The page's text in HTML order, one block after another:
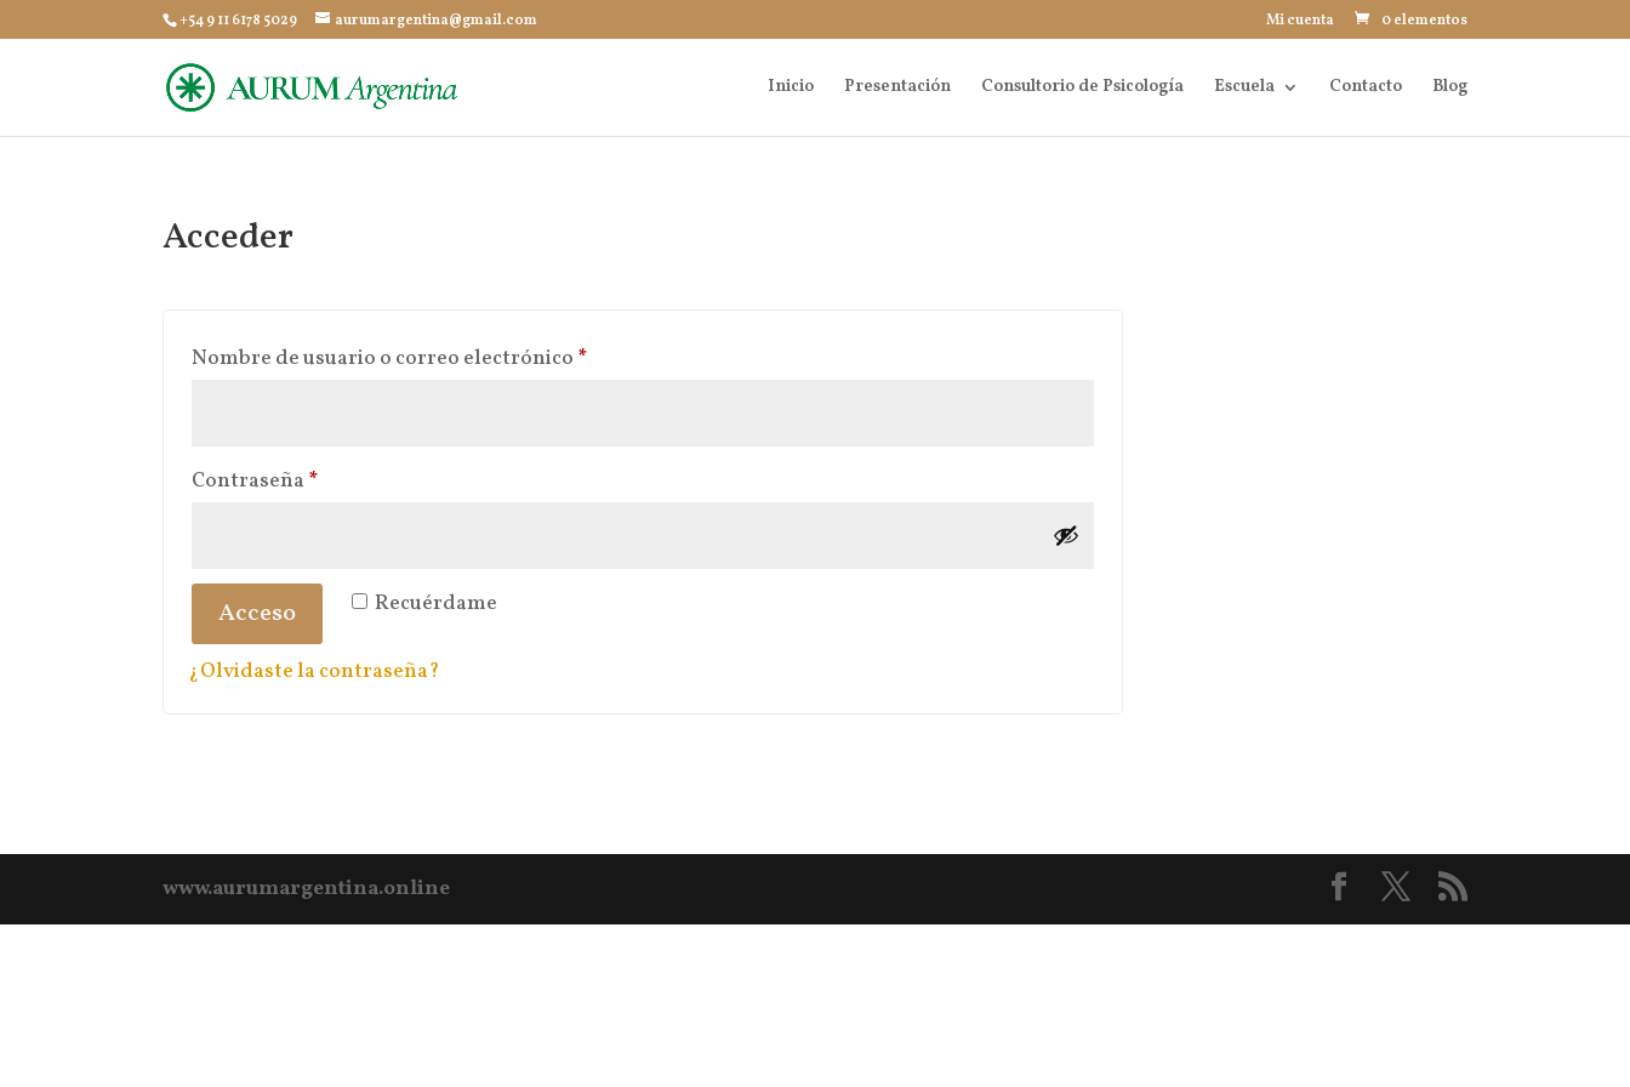
+54 9 11 6178 5029 aurumargentina@gmail.com Mi cuenta 0 elementos
Inicio Presentación Consultorio de Psicología Escuela Contacto Blog
Acceder
Nombre de usuario o correo electrónico *Obligatorio
Contraseña *Obligatorio
Recuérdame
Acceso
¿Olvidaste la contraseña?
www.aurumargentina.online